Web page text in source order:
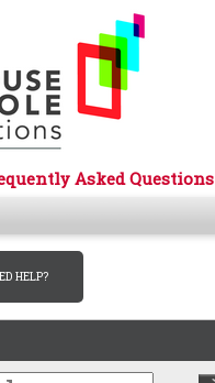
Asked Questions
HELP?